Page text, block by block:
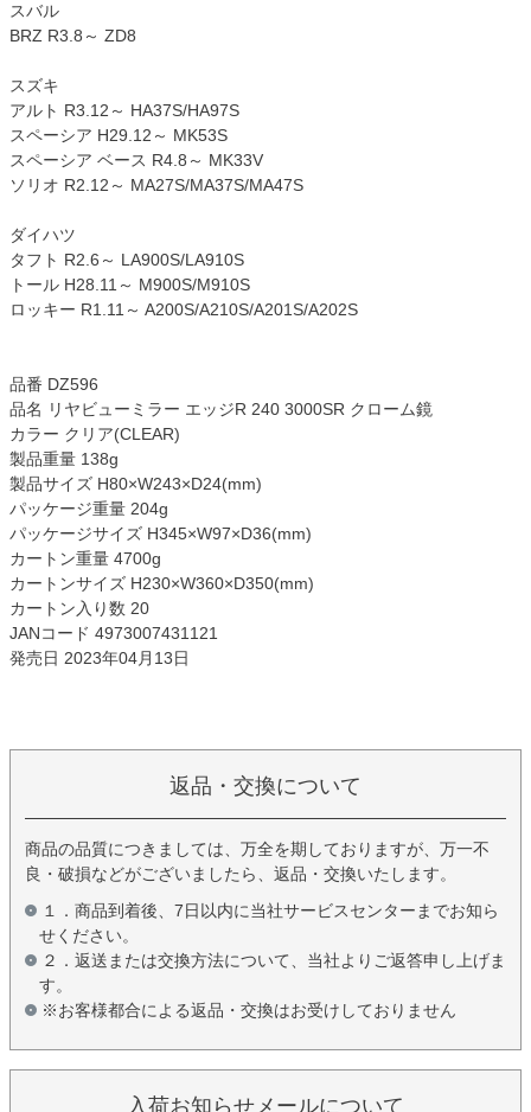
スバル
BRZ R3.8～ ZD8
スズキ
アルト R3.12～ HA37S/HA97S
スペーシア H29.12～ MK53S
スペーシア ベース R4.8～ MK33V
ソリオ R2.12～ MA27S/MA37S/MA47S
ダイハツ
タフト R2.6～ LA900S/LA910S
トール H28.11～ M900S/M910S
ロッキー R1.11～ A200S/A210S/A201S/A202S
品番 DZ596
品名 リヤビューミラー エッジR 240 3000SR クローム鏡
カラー クリア(CLEAR)
製品重量 138g
製品サイズ H80×W243×D24(mm)
パッケージ重量 204g
パッケージサイズ H345×W97×D36(mm)
カートン重量 4700g
カートンサイズ H230×W360×D350(mm)
カートン入り数 20
JANコード 4973007431121
発売日 2023年04月13日
返品・交換について
商品の品質につきましては、万全を期しておりますが、万一不
良・破損などがございましたら、返品・交換いたします。
１．商品到着後、7日以内に当社サービスセンターまでお知ら
せください。
２．返送または交換方法について、当社よりご返答申し上げま
す。
※お客様都合による返品・交換はお受けしておりません
入荷お知らせメールについて